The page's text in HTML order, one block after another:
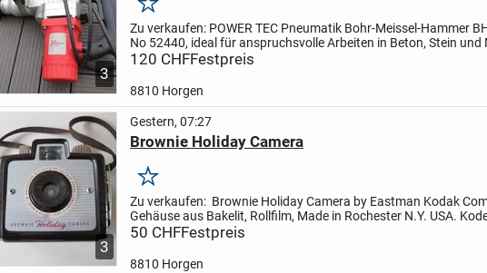
3
Merken
Zu verkaufen: POWER TEC Pneumatik Bohr-Meissel-Hammer
No 52440, ideal für anspruchsvolle Arbeiten in Beton, Stein und
Ausgestattet mit einem vibrationsgedämpften Handgriff....
120 CHFFestpreis
8810 Horgen
3
Gestern, 07:27
Brownie Holiday Camera
Merken
Zu verkaufen: Brownie Holiday Camera by Eastman Kodak
Gehäuse aus Bakelit, Rollfilm, Made in Rochester N.Y. USA.
S. Funktion nicht geprüft.
50 CHFFestpreis
8810 Horgen